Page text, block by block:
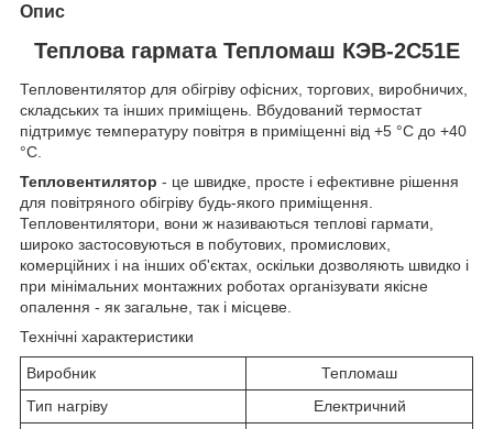
Опис
Теплова гармата Тепломаш КЭВ-2С51Е
Тепловентилятор для обігріву офісних, торгових, виробничих,
складських та інших приміщень. Вбудований термостат
підтримує температуру повітря в приміщенні від +5 °С до +40
°С.
Тепловентилятор - це швидке, просте і ефективне рішення
для повітряного обігріву будь-якого приміщення.
Тепловентилятори, вони ж називаються теплові гармати,
широко застосовуються в побутових, промислових,
комерційних і на інших об'єктах, оскільки дозволяють швидко і
при мінімальних монтажних роботах організувати якісне
опалення - як загальне, так і місцеве.
Технічні характеристики
Виробник
Тепломаш
Тип нагріву
Електричний